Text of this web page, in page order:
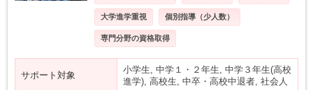
大学進学重視 個別指導（少人数）
専門分野の資格取得
サポート対象
小学生, 中学１・２年生, 中学３年生(高校
進学), 高校生, 中卒・高校中退者, 社会人